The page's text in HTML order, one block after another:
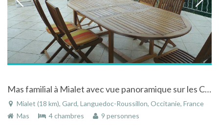
Mas familial à Mialet avec vue panoramique sur les Cévennes
Mialet (18 km), Gard, Languedoc-Roussillon, Occitanie, France
Mas
4 chambres 9 personnes